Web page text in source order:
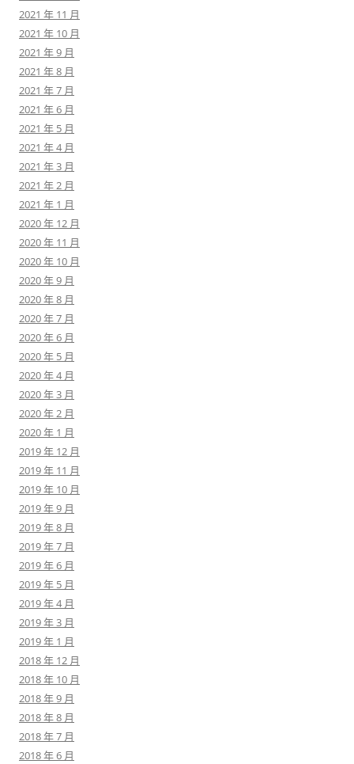
2021 年 11 月
2021 年 10 月
2021 年 9 月
2021 年 8 月
2021 年 7 月
2021 年 6 月
2021 年 5 月
2021 年 4 月
2021 年 3 月
2021 年 2 月
2021 年 1 月
2020 年 12 月
2020 年 11 月
2020 年 10 月
2020 年 9 月
2020 年 8 月
2020 年 7 月
2020 年 6 月
2020 年 5 月
2020 年 4 月
2020 年 3 月
2020 年 2 月
2020 年 1 月
2019 年 12 月
2019 年 11 月
2019 年 10 月
2019 年 9 月
2019 年 8 月
2019 年 7 月
2019 年 6 月
2019 年 5 月
2019 年 4 月
2019 年 3 月
2019 年 1 月
2018 年 12 月
2018 年 10 月
2018 年 9 月
2018 年 8 月
2018 年 7 月
2018 年 6 月